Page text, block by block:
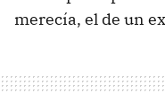
merecía, el de un